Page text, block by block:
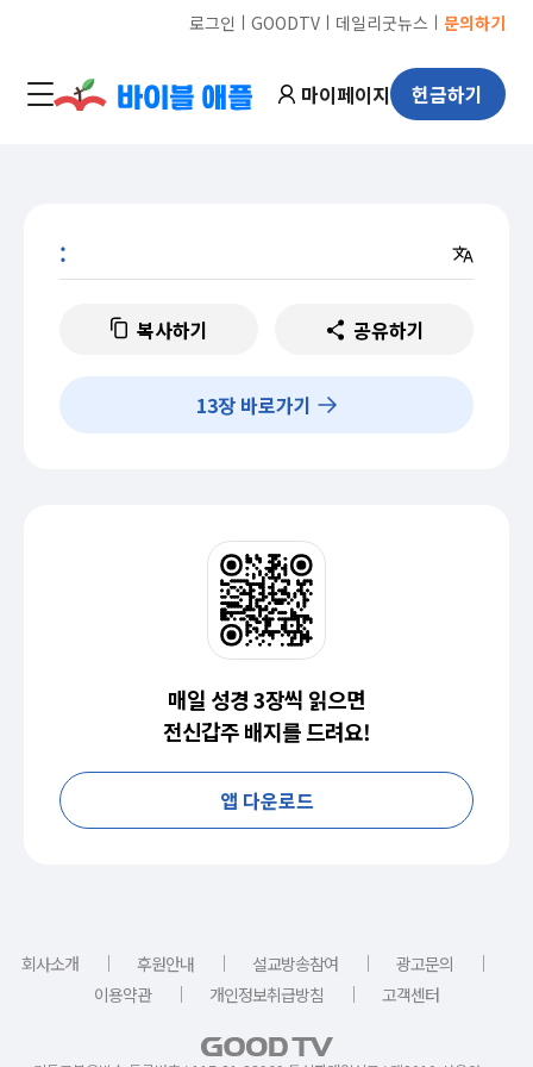
로그인 ㅣ GOODTVㅣ 데일리굿뉴스 ㅣ 문의하기
마이페이지 헌금하기
:
복사하기 공유하기
13장 바로가기
매일 성경 3장씩 읽으면
전신갑주 배지를 드려요!
앱 다운로드
회사소개 ｜ 후원안내 ｜ 설교방송참여 ｜ 광고문의
｜
이용약관
｜ 개인정보취급방침 ｜ 고객센터